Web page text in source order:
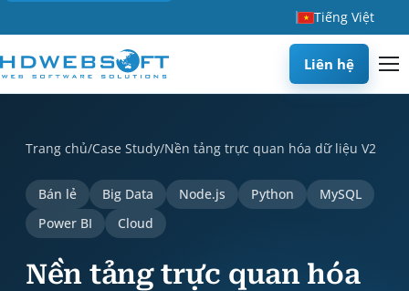
Tiếng Việt
Liên hệ
Trang chủ/Case Study/Nền tảng trực quan hóa dữ liệu V2
Bán lẻ Big Data Node.js Python
MySQL
Power BI
Cloud
Nền tảng trực quan hóa